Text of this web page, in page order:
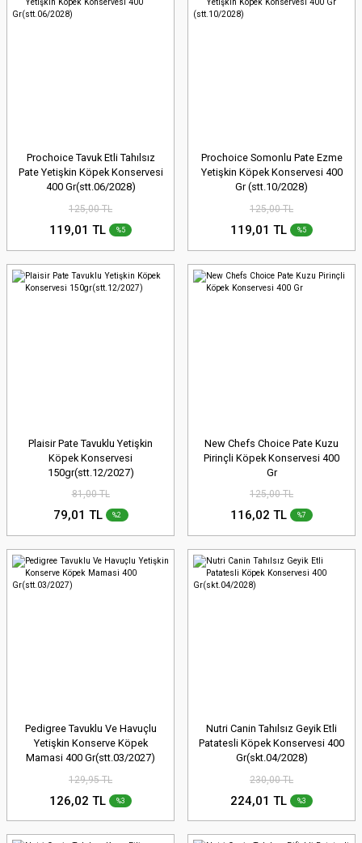
Prochoice Tavuk Etli Tahılsız
Pate Yetişkin Köpek Konservesi
400 Gr(stt.06/2028)
125,00 TL
119,01 TL %5
Prochoice Somonlu Pate Ezme
Yetişkin Köpek Konservesi 400
Gr (stt.10/2028)
125,00 TL
119,01 TL %5
Plaisir Pate Tavuklu Yetişkin
Köpek Konservesi
150gr(stt.12/2027)
81,00 TL
79,01 TL %2
New Chefs Choice Pate Kuzu
Pirinçli Köpek Konservesi 400
Gr
125,00 TL
116,02 TL %7
Pedigree Tavuklu Ve Havuçlu
Yetişkin Konserve Köpek
Mamasi 400 Gr(stt.03/2027)
129,95 TL
126,02 TL %3
Nutri Canin Tahılsız Geyik Etli
Patatesli Köpek Konservesi 400
Gr(skt.04/2028)
230,00 TL
224,01 TL %3